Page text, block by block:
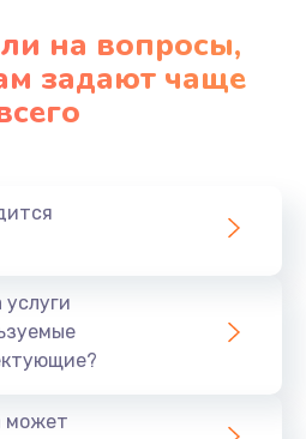
на вопросы,
задают чаще
услуги
может